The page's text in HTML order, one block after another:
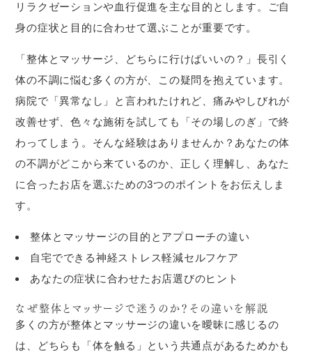
リラクゼーションや血行促進を主な目的とします。ご自
身の症状と目的に合わせて選ぶことが重要です。
「整体とマッサージ、どちらに行けばいいの？」長引く
体の不調に悩む多くの方が、この疑問を抱えています。
病院で「異常なし」と言われたけれど、痛みやしびれが
改善せず、色々な施術を試しても「その場しのぎ」で終
わってしまう。そんな経験はありませんか？あなたの体
の不調がどこから来ているのか、正しく理解し、あなた
に合ったお店を選ぶための3つのポイントをお伝えしま
す。
整体とマッサージの目的とアプローチの違い
自宅でできる神経ストレス軽減セルフケア
あなたの症状に合わせたお店選びのヒント
なぜ整体とマッサージで迷うのか？その違いを解説
多くの方が整体とマッサージの違いを曖昧に感じるの
は、どちらも「体を触る」という共通点があるためかも